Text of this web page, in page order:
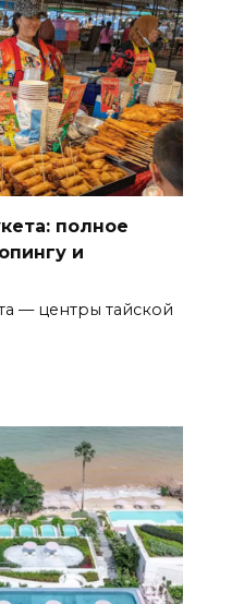
полное
и
— центры тайской